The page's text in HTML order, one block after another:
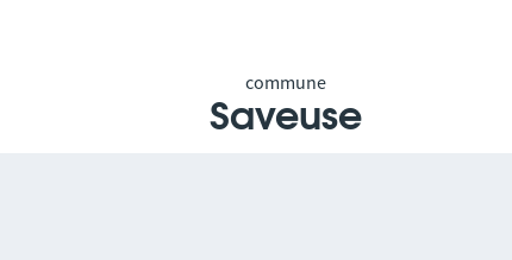
commune
Saveuse